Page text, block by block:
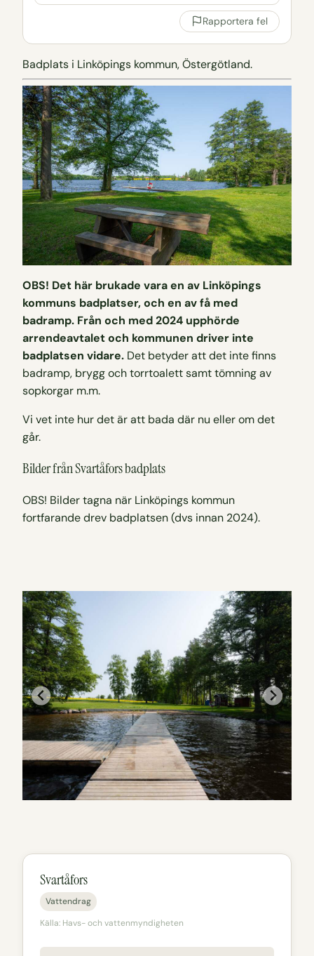
Rapportera fel
Badplats i Linköpings kommun, Östergötland.
OBS! Det här brukade vara en av Linköpings
kommuns badplatser, och en av få med
badramp. Från och med 2024 upphörde
arrendeavtalet och kommunen driver inte
badplatsen vidare. Det betyder att det inte finns
badramp, brygg och torrtoalett samt tömning av
sopkorgar m.m.
Vi vet inte hur det är att bada där nu eller om det
går.
Bilder från Svartåfors badplats
OBS! Bilder tagna när Linköpings kommun
fortfarande drev badplatsen (dvs innan 2024).
Svartåfors
Vattendrag
Källa: Havs- och vattenmyndigheten